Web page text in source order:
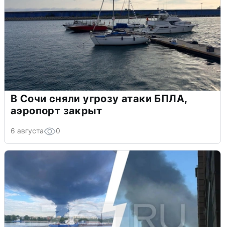
В Сочи сняли угрозу атаки БПЛА,
аэропорт закрыт
6 августа 0